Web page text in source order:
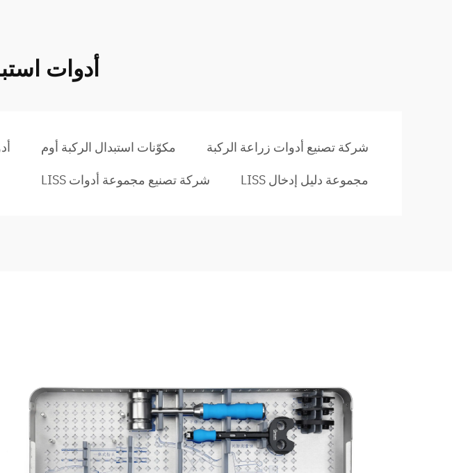
أدوات
شركة تصنيع أدوات زراعة الركبة مكوّنات استبدال الركبة أوم
مجموعة دليل إدخال LISS شركة تصنيع مجموعة أدوات LISS